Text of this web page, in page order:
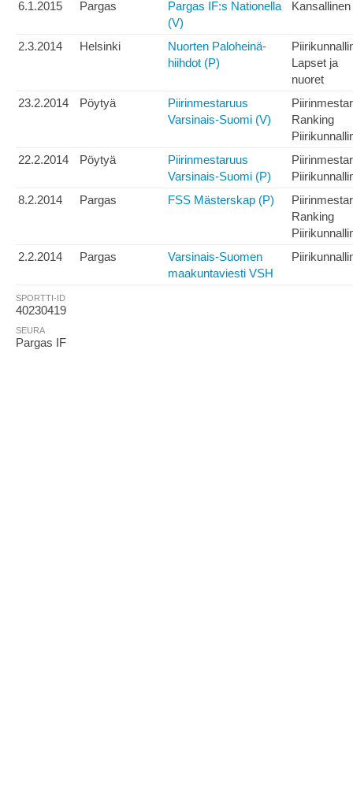
6.1.2015 Pargas
Pargas IF:s Nationella
(V)
Kansallinen
2.3.2014 Helsinki
Nuorten Paloheinä-
hiihdot (P)
Lapset ja
nuoret
23.2.2014
Pöytyä
Piirinmestaruus
Varsinais-Suomi (V)
Ranking
22.2.2014
Pöytyä
Piirinmestaruus
Varsinais-Suomi (P)
8.2.2014
Pargas FSS Mästerskap (P)
Ranking
2.2.2014
Pargas
Varsinais-Suomen
maakuntaviesti VSH
SPORTTI-ID
40230419
SEURA
Pargas IF